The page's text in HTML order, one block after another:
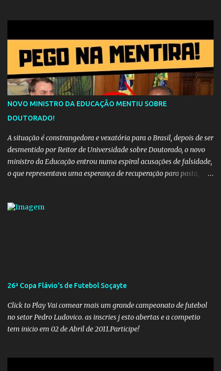
que continuará esperando enquanto houver canções para entoar. A
obra conclui como uma promessa de fidelidade e esperança no
reencontro, unindo a tradição da viola com o sentimento universal
do amor. No geral, o vídeo apresenta uma narrativa lírica sobre a
persistência do afeto através do tempo e do espaço. YouTube
YouTube YouTube
NOVO MINISTRO DA EDUCAÇÃO MENTIU SOBRE
DOUTORADO!
A situação é constrangedora e vexatória para o Brasil, depois de ser
desmentido por Reitor de Universidade sobre Doutorado, o novo
ministro da Educação entrou numa espiral acusações de falsidade,
o que representava uma esperança de recuperação para pasta,
Educação é um dos mais importantes do governo, em um ano e
afinal de contas como acreditar em algo proposto pelo novo
ministro sem imaginar que ele só esta querendo auferir vantagens
pessoais em uma pasta de tamanha envergadura e influência na
vida dos brasileiros. Evelin Azevedo escreveu brilhantemen...
26ª Copa Flávio's de Futebol Soçayte
Click to Play Vai comear mais um grande campeonato de futebol
no setor Pedro Ludovico. as inscries j esto abertas e a competio
tem inicio em 02 de Abril de 2011.Participe!